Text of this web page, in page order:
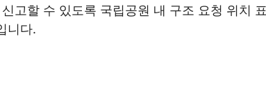
고할 수 있도록 국립공원 내 구조 요청 위치
니다.